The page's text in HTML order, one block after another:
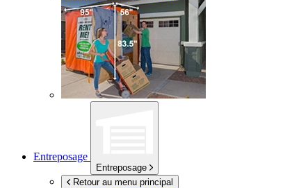
Entreposage
Entreposage
Retour au menu principal